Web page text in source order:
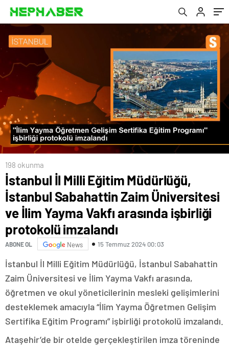
198 okunma
İstanbul İl Milli Eğitim Müdürlüğü,
İstanbul Sabahattin Zaim Üniversitesi
ve İlim Yayma Vakfı arasında işbirliği
protokolü imzalandı
ABONE OL News 15 Temmuz 2024 00:03
İstanbul İl Milli Eğitim Müdürlüğü, İstanbul Sabahattin
Zaim Üniversitesi ve İlim Yayma Vakfı arasında,
öğretmen ve okul yöneticilerinin mesleki gelişimlerini
desteklemek amacıyla “İlim Yayma Öğretmen Gelişim
Sertifika Eğitim Programı” işbirliği protokolü imzalandı.
Ataşehir’de bir otelde gerçekleştirilen imza töreninde